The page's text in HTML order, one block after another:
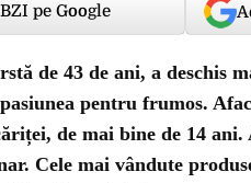
pe Google
de 43 de ani, a deschis
pentru frumos.
de mai bine de 14 ani.
Cele mai vândute